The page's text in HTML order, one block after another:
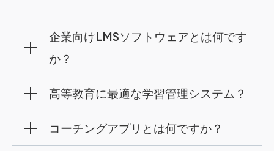
企業向けLMSソフトウェアとは何です
か？
企業にとって最高の LMS である e-KHOOL
は、適切なトレーニング内容で従業員トレーニ
ング スケジュールのあらゆる側面をカバーす
高等教育に最適な学習管理システム？
e-KHOOLは、100万人以上のユーザーに信頼
されている最高水準の学習管理ソフトウェアと
コーチングアプリとは何ですか？